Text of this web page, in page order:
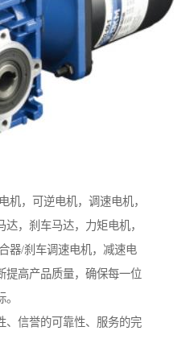
机，可逆电机，调速电机，
，刹车马达，力矩电机，
器/刹车调速电机，减速电
提高产品质量，确保每一位
、信誉的可靠性、服务的完